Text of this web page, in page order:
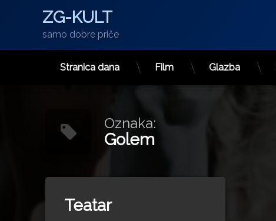
ZG-KULT
samo dobre priče
Stranica dana Film Glazba
Oznaka:
Golem
Teatar
Arija Rizvić